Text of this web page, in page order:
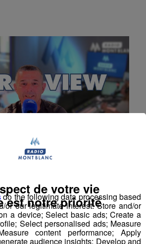
- Le Jardin du Môle
de la Journée de la Terre,
consacre une journée spéciale
dédiée à la Terre.
Lève-Tôt Journées thématiques
do the following data processing based
or our legitimate interest: Store and/or
a device; Select basic ads; Create a
Select personalised ads; Measure
content performance; Apply
audience insights; Develop and
de votre vie
est notre priorité